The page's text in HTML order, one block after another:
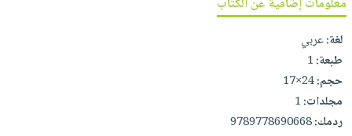
حقائب
حلي
عناية
بالذات
بلا
حدود
نيل
عن
الشركة
سياسة
الشركة
حسابك
لائحة
الأمنيات
معلومات إضافية عن الكتاب
لغة:عربي
طبعة:1
حجم:24×17
مجلدات:1
ردمك:9789778690668